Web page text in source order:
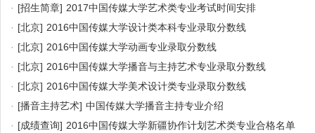
· [招生简章] 2017中国传媒大学艺术类专业考试时间安排
· [北京] 2016中国传媒大学设计类本科专业录取分数线
· [北京] 2016中国传媒大学动画专业录取分数线
· [北京] 2016中国传媒大学播音与主持艺术专业录取分数线
· [北京] 2016中国传媒大学美术设计类专业录取分数线
· [播音主持艺术] 中国传媒大学播音主持专业介绍
· [成绩查询] 2016中国传媒大学新疆协作计划艺术类专业合格名单